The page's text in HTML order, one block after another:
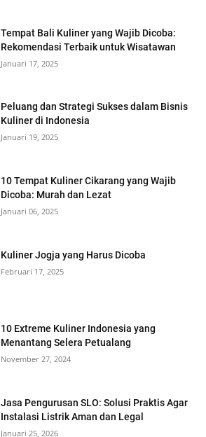
Tempat Bali Kuliner yang Wajib Dicoba:
Rekomendasi Terbaik untuk Wisatawan
Januari 17, 2025
Peluang dan Strategi Sukses dalam Bisnis
Kuliner di Indonesia
Januari 19, 2025
10 Tempat Kuliner Cikarang yang Wajib
Dicoba: Murah dan Lezat
Januari 06, 2025
Kuliner Jogja yang Harus Dicoba
Februari 17, 2025
10 Extreme Kuliner Indonesia yang
Menantang Selera Petualang
November 27, 2024
Jasa Pengurusan SLO: Solusi Praktis Agar
Instalasi Listrik Aman dan Legal
Januari 25, 2026